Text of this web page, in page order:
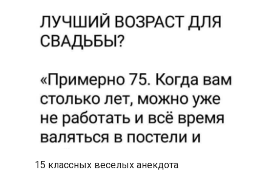
15 классных веселых анекдота